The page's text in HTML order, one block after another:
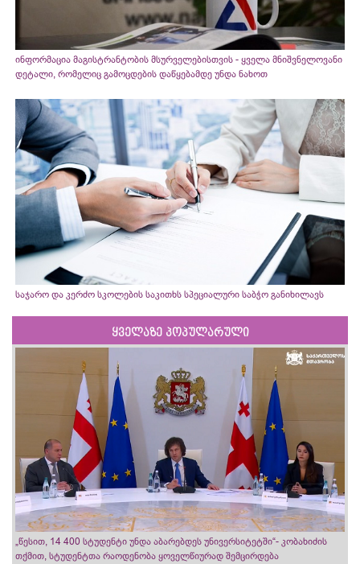
ინფორმაცია მაგისტრანტობის მსურველებისთვის - ყველა მნიშვნელოვანი
დეტალი, რომელიც გამოცდების დაწყებამდე უნდა ნახოთ
საჯარო და კერძო სკოლების საკითხს სპეციალური საბჭო განიხილავს
ყველაზე პოპულარული
„წესით, 14 400 სტუდენტი უნდა აბარებდეს უნივერსიტეტში“- კობახიძის
თქმით, სტუდენტთა რაოდენობა ყოველწიურად შემცირდება